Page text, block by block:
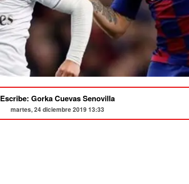
Escribe: Gorka Cuevas Senovilla
martes, 24 diciembre 2019 13:33